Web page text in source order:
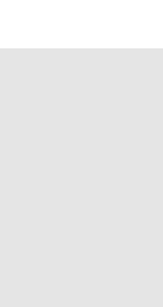
pour